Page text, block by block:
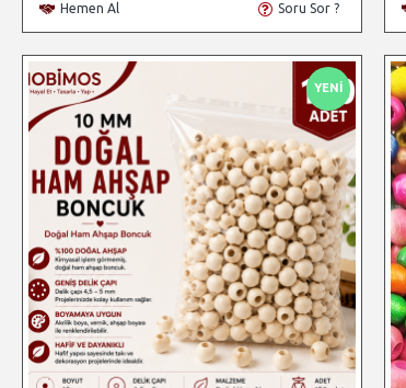
Hemen Al Soru Sor ?
YENI